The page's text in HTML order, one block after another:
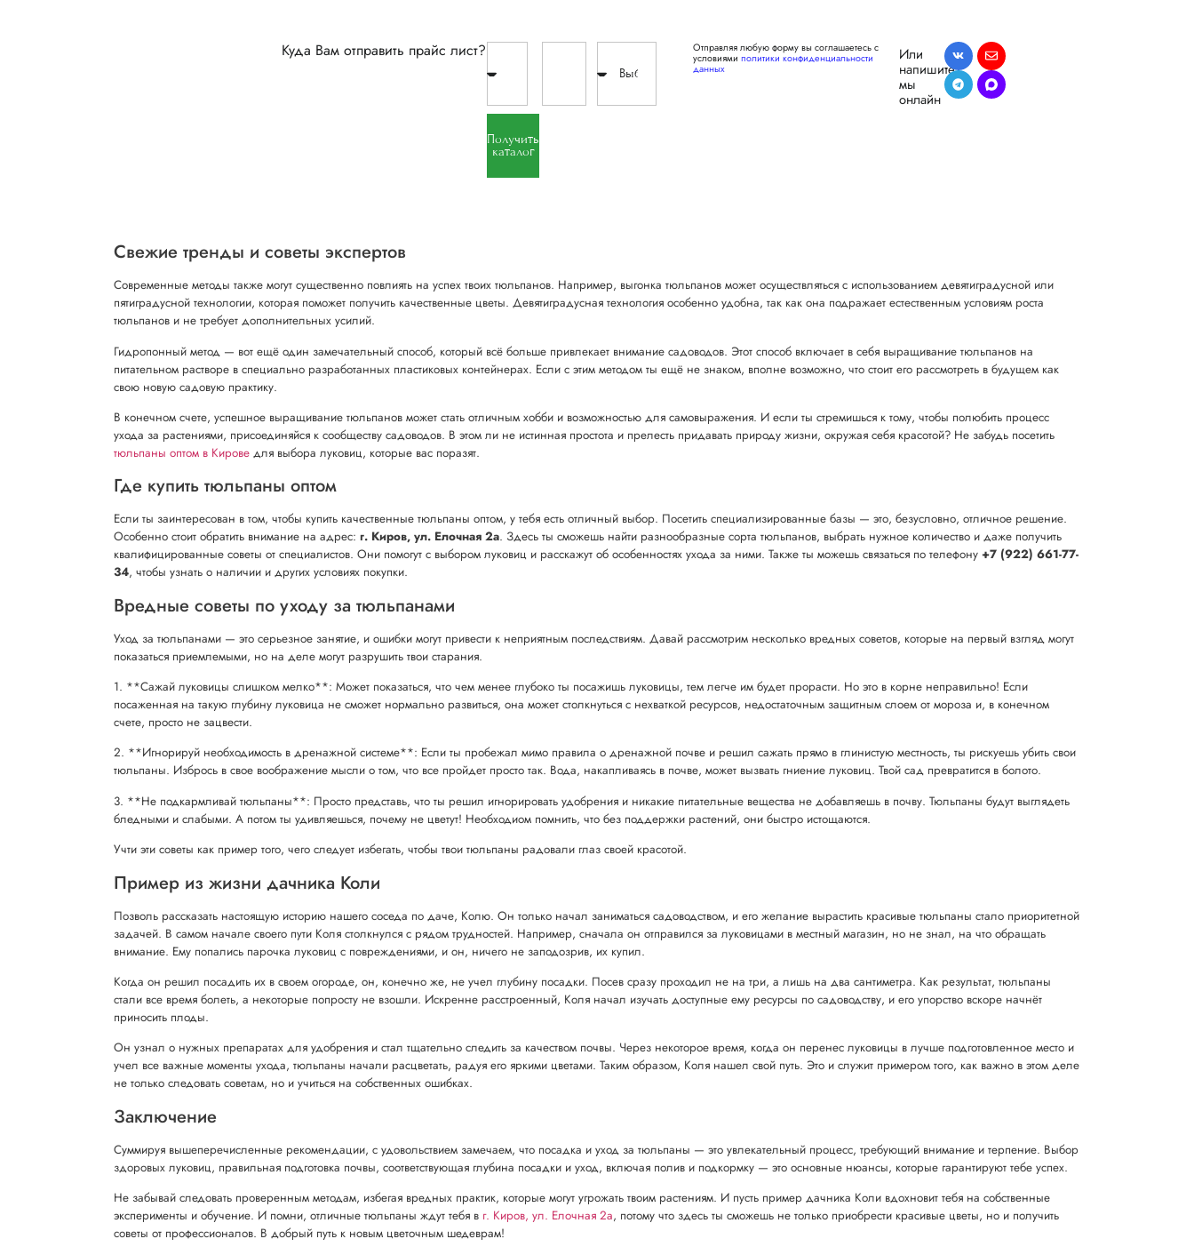
Куда Вам отправить прайс лист?
Получить
каталог
Отправляя любую форму вы соглашаетесь с
условиями политики конфиденциальности
данных
Или
напишите,
мы
онлайн
Свежие тренды и советы экспертов
Современные методы также могут существенно повлиять на успех твоих тюльпанов. Например, выгонка тюльпанов может осуществляться с использованием девятиградусной или
пятиградусной технологии, которая поможет получить качественные цветы. Девятиградусная технология особенно удобна, так как она подражает естественным условиям роста
тюльпанов и не требует дополнительных усилий.
Гидропонный метод — вот ещё один замечательный способ, который всё больше привлекает внимание садоводов. Этот способ включает в себя выращивание тюльпанов на
питательном растворе в специально разработанных пластиковых контейнерах. Если с этим методом ты ещё не знаком, вполне возможно, что стоит его рассмотреть в будущем как
свою новую садовую практику.
В конечном счете, успешное выращивание тюльпанов может стать отличным хобби и возможностью для самовыражения. И если ты стремишься к тому, чтобы полюбить процесс
ухода за растениями, присоединяйся к сообществу садоводов. В этом ли не истинная простота и прелесть придавать природу жизни, окружая себя красотой? Не забудь посетить
тюльпаны оптом в Кироведля выбора луковиц, которые вас поразят.
Где купить тюльпаны оптом
Если ты заинтересован в том, чтобы купить качественные тюльпаны оптом, у тебя есть отличный выбор. Посетить специализированные базы — это, безусловно, отличное решение.
Особенно стоит обратить внимание на адрес: г. Киров, ул. Елочная 2а. Здесь ты сможешь найти разнообразные сорта тюльпанов, выбрать нужное количество и даже получить
квалифицированные советы от специалистов. Они помогут с выбором луковиц и расскажут об особенностях ухода за ними. Также ты можешь связаться по телефону +7 (922) 661-77-
34, чтобы узнать о наличии и других условиях покупки.
Вредные советы по уходу за тюльпанами
Уход за тюльпанами — это серьезное занятие, и ошибки могут привести к неприятным последствиям. Давай рассмотрим несколько вредных советов, которые на первый взгляд могут
показаться приемлемыми, но на деле могут разрушить твои старания.
1. **Сажай луковицы слишком мелко**: Может показаться, что чем менее глубоко ты посажишь луковицы, тем легче им будет прорасти. Но это в корне неправильно! Если
посаженная на такую глубину луковица не сможет нормально развиться, она может столкнуться с нехваткой ресурсов, недостаточным защитным слоем от мороза и, в конечном
счете, просто не зацвести.
2. **Игнорируй необходимость в дренажной системе**: Если ты пробежал мимо правила о дренажной почве и решил сажать прямо в глинистую местность, ты рискуешь убить свои
тюльпаны. Избрось в свое воображение мысли о том, что все пройдет просто так. Вода, накапливаясь в почве, может вызвать гниение луковиц. Твой сад превратится в болото.
3. **Не подкармливай тюльпаны**: Просто представь, что ты решил игнорировать удобрения и никакие питательные вещества не добавляешь в почву. Тюльпаны будут выглядеть
бледными и слабыми. А потом ты удивляешься, почему не цветут! Необходиом помнить, что без поддержки растений, они быстро истощаются.
Учти эти советы как пример того, чего следует избегать, чтобы твои тюльпаны радовали глаз своей красотой.
Пример из жизни дачника Коли
Позволь рассказать настоящую историю нашего соседа по даче, Колю. Он только начал заниматься садоводством, и его желание вырастить красивые тюльпаны стало приоритетной
задачей. В самом начале своего пути Коля столкнулся с рядом трудностей. Например, сначала он отправился за луковицами в местный магазин, но не знал, на что обращать
внимание. Ему попались парочка луковиц с повреждениями, и он, ничего не заподозрив, их купил.
Когда он решил посадить их в своем огороде, он, конечно же, не учел глубину посадки. Посев сразу проходил не на три, а лишь на два сантиметра. Как результат, тюльпаны
стали все время болеть, а некоторые попросту не взошли. Искренне расстроенный, Коля начал изучать доступные ему ресурсы по садоводству, и его упорство вскоре начнёт
приносить плоды.
Он узнал о нужных препаратах для удобрения и стал тщательно следить за качеством почвы. Через некоторое время, когда он перенес луковицы в лучше подготовленное место и
учел все важные моменты ухода, тюльпаны начали расцветать, радуя его яркими цветами. Таким образом, Коля нашел свой путь. Это и служит примером того, как важно в этом деле
не только следовать советам, но и учиться на собственных ошибках.
Заключение
Суммируя вышеперечисленные рекомендации, с удовольствием замечаем, что посадка и уход за тюльпаны — это увлекательный процесс, требующий внимание и терпение. Выбор
здоровых луковиц, правильная подготовка почвы, соответствующая глубина посадки и уход, включая полив и подкормку — это основные нюансы, которые гарантируют тебе успех.
Не забывай следовать проверенным методам, избегая вредных практик, которые могут угрожать твоим растениям. И пусть пример дачника Коли вдохновит тебя на собственные
эксперименты и обучение. И помни, отличные тюльпаны ждут тебя в г. Киров, ул. Елочная 2а, потому что здесь ты сможешь не только приобрести красивые цветы, но и получить
советы от профессионалов. В добрый путь к новым цветочным шедеврам!